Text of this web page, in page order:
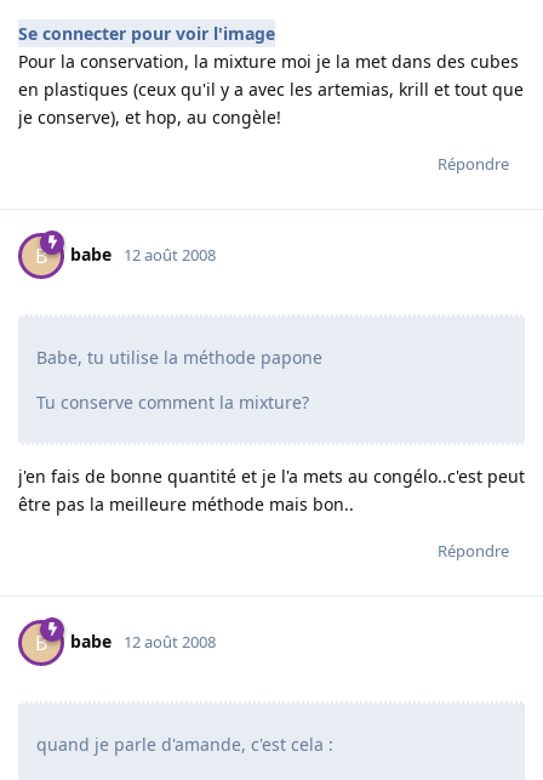
Se connecter pour voir l'image
Pour la conservation, la mixture moi je la met dans des cubes
en plastiques (ceux qu'il y a avec les artemias, krill et tout que
je conserve), et hop, au congèle!
Répondre
B babe 12 août 2008
Babe, tu utilise la méthode papone
Tu conserve comment la mixture?
j'en fais de bonne quantité et je l'a mets au congélo..c'est peut
être pas la meilleure méthode mais bon..
Répondre
B babe 12 août 2008
quand je parle d'amande, c'est cela :